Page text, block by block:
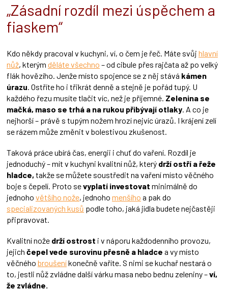
„Zásadní rozdíl mezi úspěchem a
fiaskem“
Kdo někdy pracoval v kuchyni, ví, o čem je řeč. Máte svůj hlavní
nůž, kterým děláte všechno – od cibule přes rajčata až po velký
flák hovězího. Jenže místo spojence se z něj stává kámen
úrazu. Ostříte ho i třikrát denně a stejně je pořád tupý. U
každého řezu musíte tlačit víc, než je příjemné. Zelenina se
mačká, maso se trhá a na rukou přibývají otlaky. A co je
nejhorší – právě s tupým nožem hrozí nejvíc úrazů. I krájení zelí
se rázem může změnit v bolestivou zkušenost.
Taková práce ubírá čas, energii i chuť do vaření. Rozdíl je
jednoduchý – mít v kuchyni kvalitní nůž, který drží ostří a řeže
hladce, takže se můžete soustředit na vaření místo věčného
boje s čepelí. Proto sevyplatí investovat minimálně do
jednoho většího nože, jednoho menšího a pak do
specializovaných kusů podle toho, jaká jídla budete nejčastěji
připravovat.
Kvalitní nože drží ostrost i v náporu každodenního provozu,
jejich čepel vede surovinu přesně a hladce a vy místo
věčného broušeníkonečně vaříte. S nimi se kuchař nestará o
to, jestli nůž zvládne další várku masa nebo bednu zeleniny –ví,
že zvládne.